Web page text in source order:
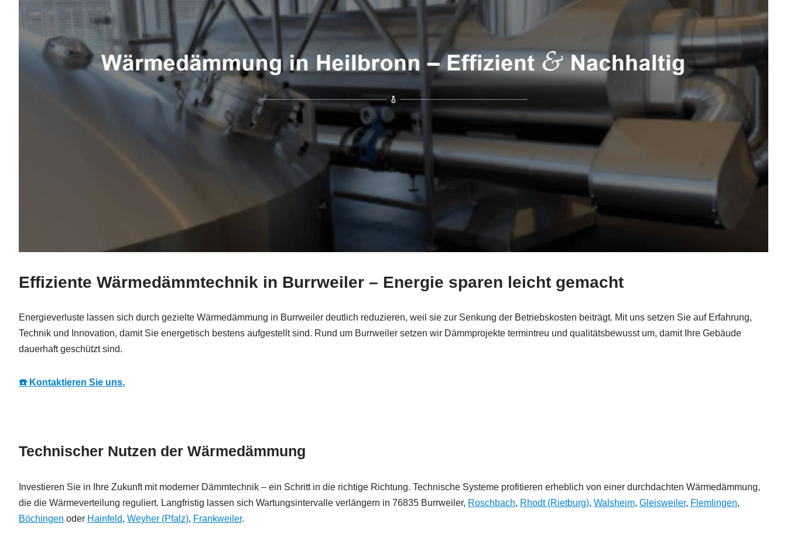
Effiziente Wärmedämmtechnik in Burrweiler – Energie sparen leicht gemacht
Energieverluste lassen sich durch gezielte Wärmedämmung in Burrweiler deutlich reduzieren, weil sie zur Senkung der Betriebskosten beiträgt. Mit uns setzen Sie auf Erfahrung,
Technik und Innovation, damit Sie energetisch bestens aufgestellt sind. Rund um Burrweiler setzen wir Dämmprojekte termintreu und qualitätsbewusst um, damit Ihre Gebäude
dauerhaft geschützt sind.
☎️ Kontaktieren Sie uns.
Technischer Nutzen der Wärmedämmung
Investieren Sie in Ihre Zukunft mit moderner Dämmtechnik – ein Schritt in die richtige Richtung. Technische Systeme profitieren erheblich von einer durchdachten Wärmedämmung,
die die Wärmeverteilung reguliert. Langfristig lassen sich Wartungsintervalle verlängern in 76835 Burrweiler, Roschbach, Rhodt (Rietburg), Walsheim, Gleisweiler, Flemlingen,
Böchingen oder Hainfeld, Weyher (Pfalz), Frankweiler.